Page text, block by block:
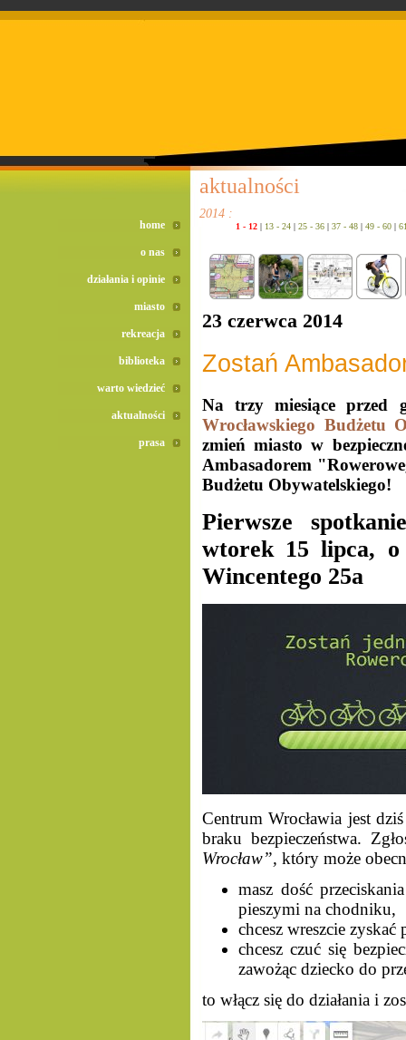
aktualności
2014 :
1 - 12 | 13 - 24 | 25 - 36 | 37 - 48 | 49 - 60 |
23 czerwca 2014
Zostań
Na trzy miesiące przed
Wrocławskiego Budżetu
zmień miasto w
Ambasadorem
Budżetu Obywatelskiego!
Pierwsze
wtorek 15 lipca,
Wincentego 25a
Centrum Wrocławia jest
braku bezpieczeństwa.
Wrocław”, który może
masz dość
pieszymi na chodniku,
chcesz wreszcie
chcesz czuć się
zawożąc dziecko do
to włącz się do działania i
home
o nas
działania i opinie
miasto
rekreacja
biblioteka
warto wiedzieć
aktualności
prasa